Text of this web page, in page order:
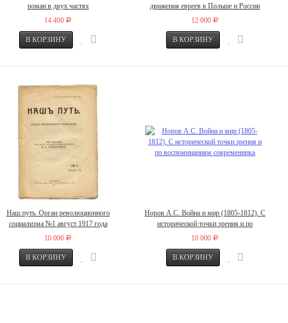
роман в двух частях
14 400 Р
движения евреев в Польше и России
12 000 Р
Наш путь. Орган революционного
социализма №1 август 1917 года
10 000 Р
Норов А.С. Война и мир (1805-1812). С
исторической точки зрения и по
воспоминаниям современника
10 000 Р